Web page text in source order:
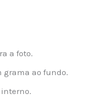
a foto.
grama ao fundo.